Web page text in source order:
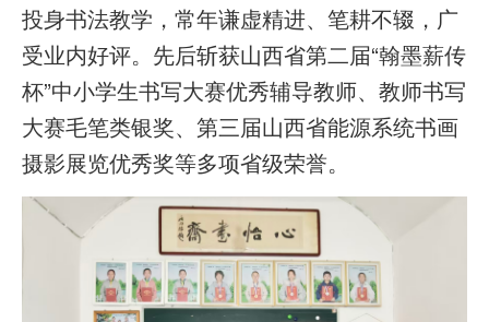
投身书法教学，常年谦虚精进、笔耕不辍，广
受业内好评。先后斩获山西省第二届“翰墨薪传
杯”中小学生书写大赛优秀辅导教师、教师书写
大赛毛笔类银奖、第三届山西省能源系统书画
摄影展览优秀奖等多项省级荣誉。